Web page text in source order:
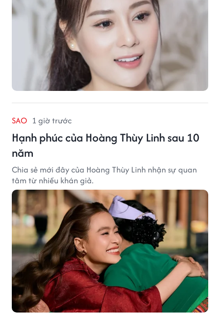
SAO 1 giờ trước
Hạnh phúc của Hoàng Thùy Linh sau 10
năm
Chia sẻ mới đây của Hoàng Thùy Linh nhận sự quan
tâm từ nhiều khán giả.